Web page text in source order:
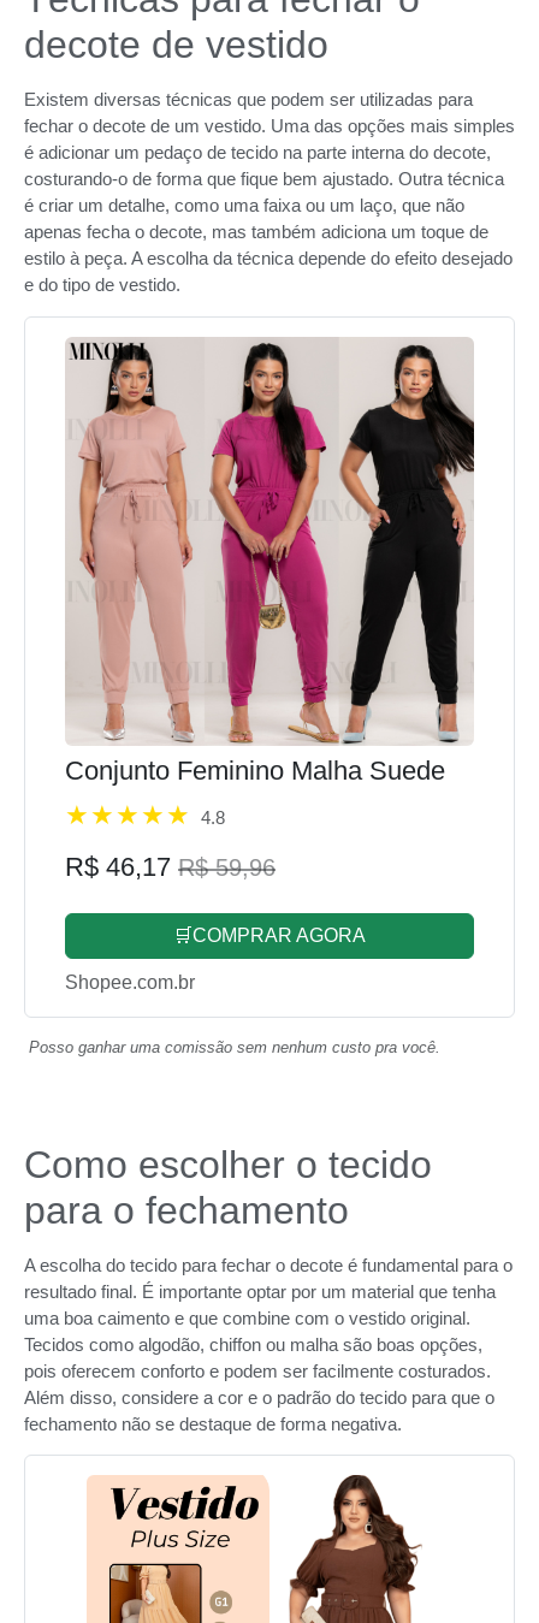
decote de vestido
Existem diversas técnicas que podem ser utilizadas para
fechar o decote de um vestido. Uma das opções mais simples
é adicionar um pedaço de tecido na parte interna do decote,
costurando-o de forma que fique bem ajustado. Outra técnica
é criar um detalhe, como uma faixa ou um laço, que não
apenas fecha o decote, mas também adiciona um toque de
estilo à peça. A escolha da técnica depende do efeito desejado
e do tipo de vestido.
Conjunto Feminino Malha Suede
4.8
R$ 46,17 R$ 59,96
🛒COMPRAR AGORA
Shopee.com.br
Posso ganhar uma comissão sem nenhum custo pra você.
Como escolher o tecido
para o fechamento
A escolha do tecido para fechar o decote é fundamental para o
resultado final. É importante optar por um material que tenha
uma boa caimento e que combine com o vestido original.
Tecidos como algodão, chiffon ou malha são boas opções,
pois oferecem conforto e podem ser facilmente costurados.
Além disso, considere a cor e o padrão do tecido para que o
fechamento não se destaque de forma negativa.